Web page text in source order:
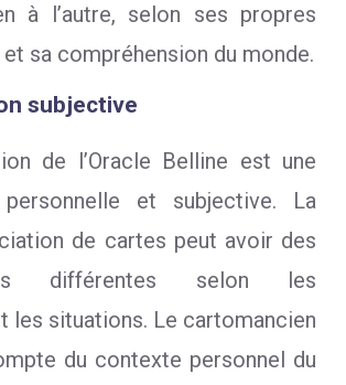
à l’autre, selon ses propres
sa compréhension du monde.
subjective
de l’Oracle Belline est une
personnelle et subjective. La
de cartes peut avoir des
différentes selon les
les situations. Le cartomancien
du contexte personnel du